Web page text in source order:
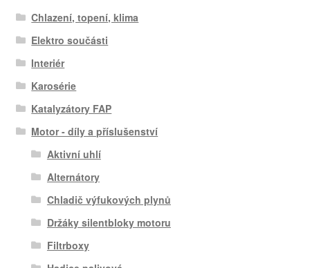
Chlazení, topení, klima
Elektro součásti
Interiér
Karosérie
Katalyzátory FAP
Motor - díly a příslušenství
Aktivní uhlí
Alternátory
Chladič výfukových plynů
Držáky silentbloky motoru
Filtrboxy